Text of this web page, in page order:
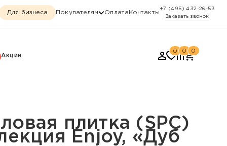
Для бизнеса Покупателям Оплата Контакты
+7 (495) 432-26-53
Заказать звонок
Акции
0 0 0
Enjoy, «Дуб Лауфен»
плитка (SPC)
Enjoy, «Дуб